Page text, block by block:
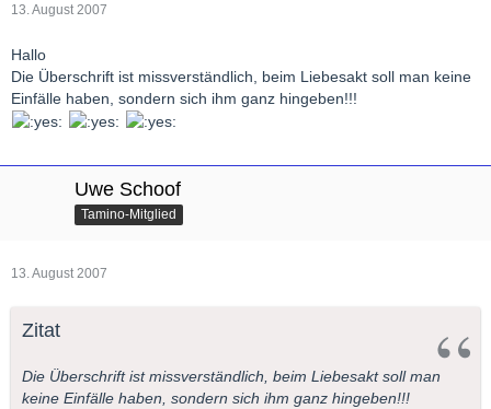
13. August 2007
Hallo
Die Überschrift ist missverständlich, beim Liebesakt soll man keine
Einfälle haben, sondern sich ihm ganz hingeben!!!
Uwe Schoof
Tamino-Mitglied
13. August 2007
Zitat
Die Überschrift ist missverständlich, beim Liebesakt soll man
keine Einfälle haben, sondern sich ihm ganz hingeben!!!